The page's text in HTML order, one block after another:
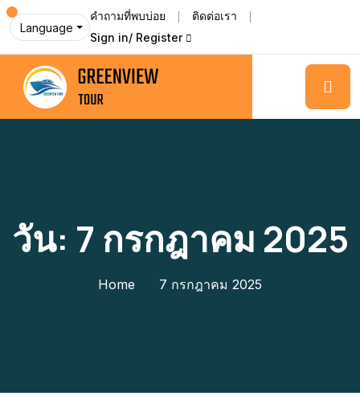
Language
คำถามที่พบบ่อย
ติดต่อเรา
Sign in/ Register
วัน: 7 กรกฎาคม 2025
Home 7 กรกฎาคม 2025